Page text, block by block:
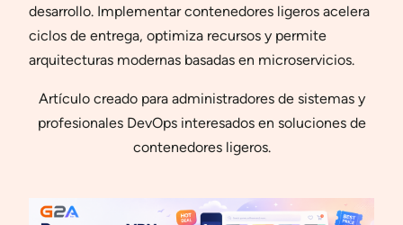
desarrollo. Implementar contenedores ligeros acelera
ciclos de entrega, optimiza recursos y permite
arquitecturas modernas basadas en microservicios.
Artículo creado para administradores de sistemas y
profesionales DevOps interesados en soluciones de
contenedores ligeros.